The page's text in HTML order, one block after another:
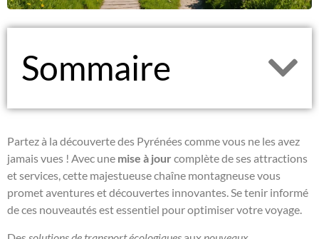
Sommaire
Partez à la découverte des Pyrénées comme vous ne les avez
jamais vues ! Avec une mise à jour complète de ses attractions
et services, cette majestueuse chaîne montagneuse vous
promet aventures et découvertes innovantes. Se tenir informé
de ces nouveautés est essentiel pour optimiser votre voyage.